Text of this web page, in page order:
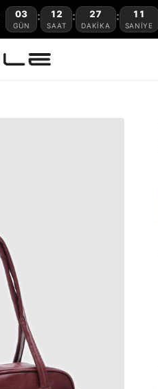
03
GÜN
: 12
SAAT
: 27
DAKIKA
: 09
SANIYE